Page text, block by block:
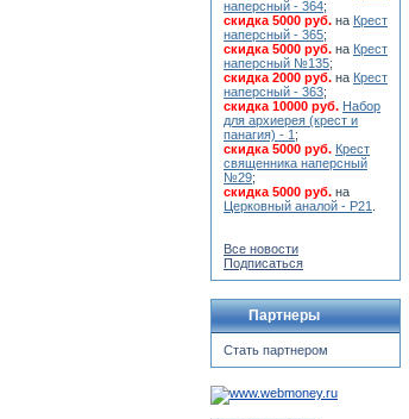
наперсный - 364;
скидка 5000 руб. на Крест
наперсный - 365;
скидка 5000 руб. на Крест
наперсный №135;
скидка 2000 руб. на Крест
наперсный - 363;
скидка 10000 руб. Набор
для архиерея (крест и
панагия) - 1 ;
скидка 5000 руб. Крест
священника наперсный
№29;
скидка 5000 руб. на
Церковный аналой - Р21
Все новости
Подписаться
Партнеры
Стать партнером